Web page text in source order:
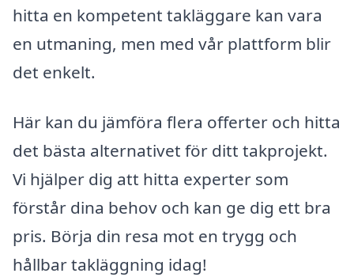
hitta en kompetent takläggare kan vara
en utmaning, men med vår plattform blir
det enkelt.
Här kan du jämföra flera offerter och hitta
det bästa alternativet för ditt takprojekt.
Vi hjälper dig att hitta experter som
förstår dina behov och kan ge dig ett bra
pris. Börja din resa mot en trygg och
hållbar takläggning idag!